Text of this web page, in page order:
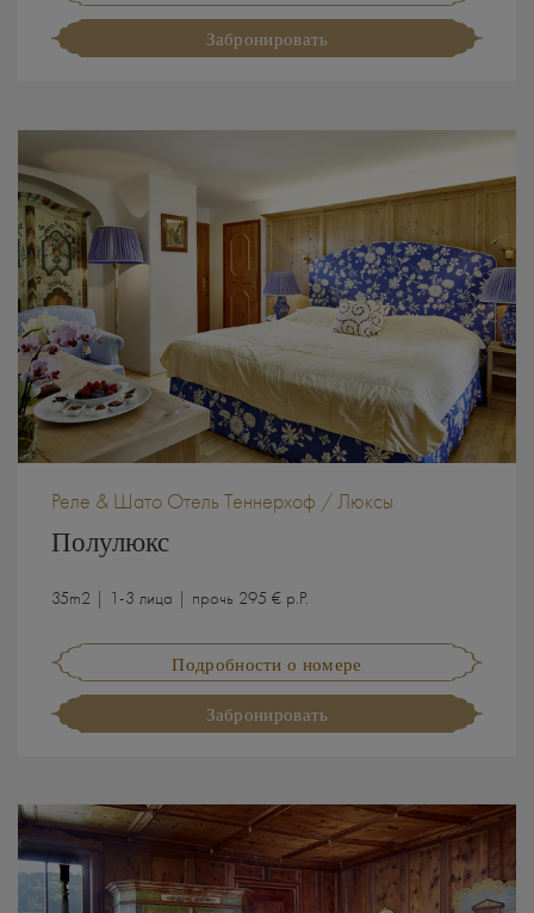
Забронировать
Реле & Шато Отель Теннерхоф / Люксы
Полулюкс
35m2 | 1-3 лица | прочь 295 € p.P.
Подробности о номере
Забронировать